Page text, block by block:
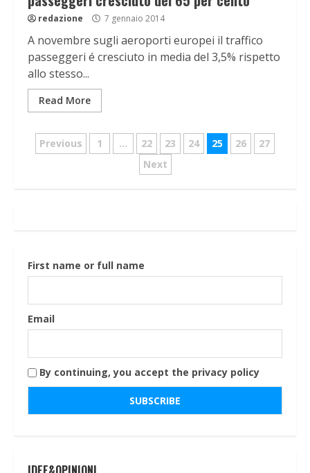
redazione 7 gennaio 2014
A novembre sugli aeroporti europei il traffico
passeggeri é cresciuto in media del 3,5% rispetto
allo stesso...
Read More
Navigazione
Previous 1 … 22 23 24 25 26
27
Next
First name or full name
Email
By continuing, you accept the privacy policy